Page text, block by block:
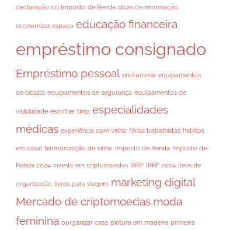
declaração do Imposto de Renda dicas de informação
economizar espaço educação financeira
empréstimo consignado
Empréstimo pessoal enoturismo equipamentos
de ciclista equipamentos de segurança equipamentos de
visibilidade escolher tinta especialidades
médicas experiência com vinho férias trabalhistas habitos
em casal harmonização de vinho Imposto de Renda Imposto de
Renda 2024 investir em criptomoedas IRRF IRRF 2024 itens de
organização livros para viagem marketing digital
Mercado de criptomoedas moda
feminina oorganizar casa pintura em madeira primeira